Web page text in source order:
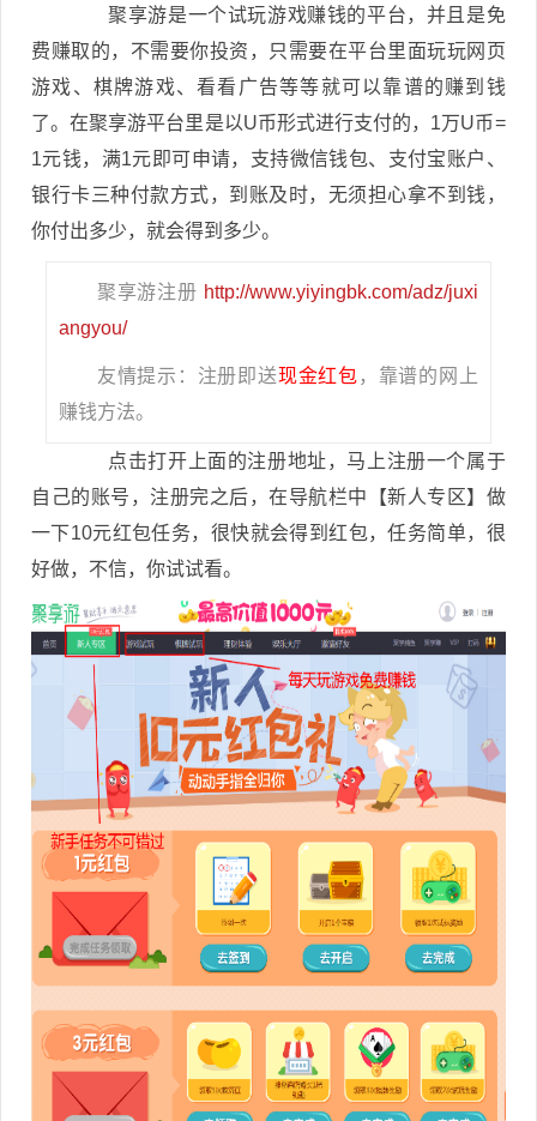
聚享游是一个试玩游戏赚钱的平台，并且是免
费赚取的，不需要你投资，只需要在平台里面玩玩网页
游戏、棋牌游戏、看看广告等等就可以靠谱的赚到钱
了。在聚享游平台里是以U币形式进行支付的，1万U币=
1元钱，满1元即可申请，支持微信钱包、支付宝账户、
银行卡三种付款方式，到账及时，无须担心拿不到钱，
你付出多少，就会得到多少。
聚享游注册 http://www.yiyingbk.com/adz/juxi
angyou/
友情提示：注册即送现金红包 ，靠谱的网上
赚钱方法。
点击打开上面的注册地址，马上注册一个属于
自己的账号，注册完之后，在导航栏中【新人专区】做
一下10元红包任务，很快就会得到红包，任务简单，很
好做，不信，你试试看。